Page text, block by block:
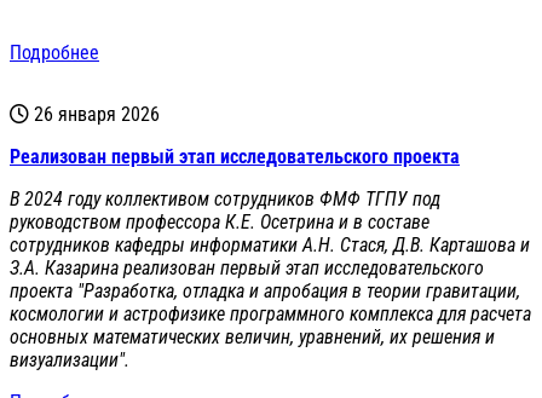
Подробнее
26 января 2026
Реализован первый этап исследовательского проекта
В 2024 году коллективом сотрудников ФМФ ТГПУ под
руководством профессора К.Е. Осетрина и в составе
сотрудников кафедры информатики А.Н. Стася, Д.В. Карташова и
З.А. Казарина реализован первый этап исследовательского
проекта "Разработка, отладка и апробация в теории гравитации,
космологии и астрофизике программного комплекса для расчета
основных математических величин, уравнений, их решения и
визуализации".